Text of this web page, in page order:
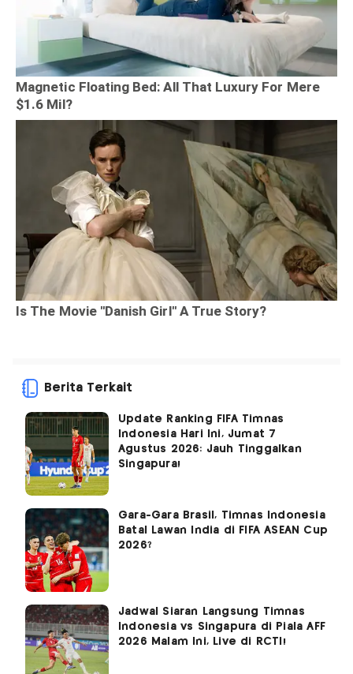
Berita Terkait
Update Ranking FIFA Timnas
Indonesia Hari Ini, Jumat 7
Agustus 2026: Jauh Tinggalkan
Singapura!
Gara-Gara Brasil, Timnas Indonesia
Batal Lawan India di FIFA ASEAN Cup
2026?
Jadwal Siaran Langsung Timnas
Indonesia vs Singapura di Piala AFF
2026 Malam Ini, Live di RCTI!